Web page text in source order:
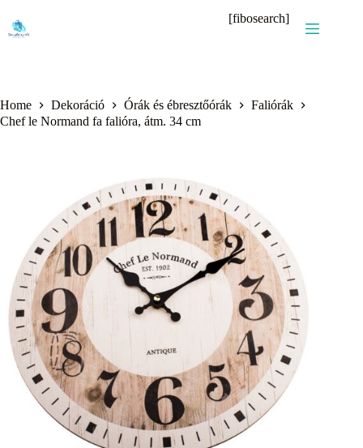
content
[fibosearch]
Home Dekoráció Órák és ébresztőórák
Faliórák
Chef le Normand fa falióra, átm. 34 cm